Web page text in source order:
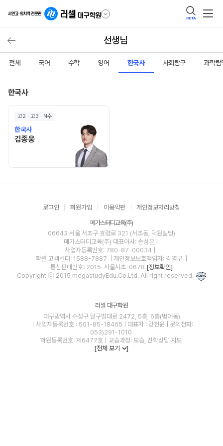
BETA
선생님
전체 국어 수학 영어 한국사 사회탐구 과학탐
한국사
고2 · 고3 · N수
한국사
김종웅김종웅 선생님 홈 바로가기
로그인 회원가입 이용약관 개인정보처리방침
메가스터디교육(주)
06643 서울 서초구 효령로 321 (서초동, 덕원빌딩)
메가스터디교육(주) 대표이사: 손성은 |
사업자등록번호: 780-87-00034
학원 고객센터: 1588-7887
| 개인정보보호책임자: 김영무
통신판매번호: 2015-서울서초-0678 [정보확인]
Copyright ⓒ 2015 megastudyEdu.Co.Ltd. All right reserved.
러셀 대구학원
대구광역시 수성구 달구벌대로 2472, 5층, 6층(범어동)
ㅣ사업자등록번호 : 501-85-18465 | 대표자 : 강천윤 | 문의전화:
053)291-1010
학원등록번호: 제6477호ㅣ교습과정: 보습, 진학상담·지도
[전체 보기
]